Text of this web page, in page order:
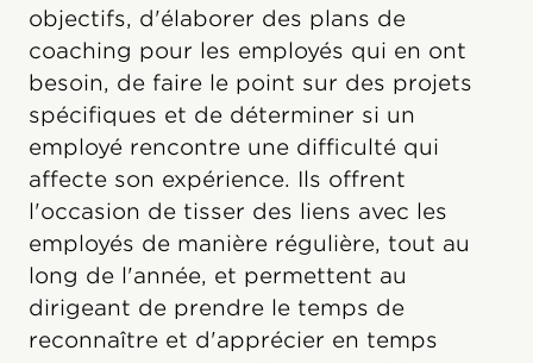
objectifs, d'élaborer des plans de
coaching pour les employés qui en ont
besoin, de faire le point sur des projets
spécifiques et de déterminer si un
employé rencontre une difficulté qui
affecte son expérience. Ils offrent
l'occasion de tisser des liens avec les
employés de manière régulière, tout au
long de l'année, et permettent au
dirigeant de prendre le temps de
reconnaître et d'apprécier en temps